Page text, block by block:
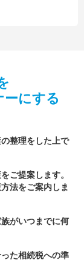
にする
整理をした上で
ご提案します。
法をご案内しま
がいつまでに何
た相続税への準